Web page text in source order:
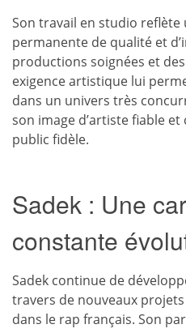
Son travail en studio reflète
permanente de qualité et
productions soignées et
exigence artistique lui
dans un univers très
son image d’artiste fiable
public fidèle.
Sadek : Une
constante
Sadek continue de
travers de nouveaux
dans le rap français. Son